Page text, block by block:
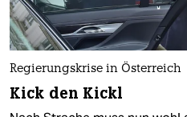
Regierungskrise in Österreich
Kick den Kickl